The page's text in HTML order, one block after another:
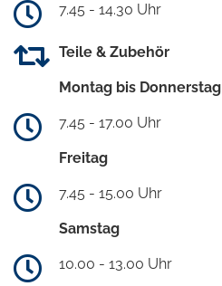
7.45 - 14.30 Uhr
Teile & Zubehör
Montag bis Donnerstag
7.45 - 17.00 Uhr
Freitag
7.45 - 15.00 Uhr
Samstag
10.00 - 13.00 Uhr